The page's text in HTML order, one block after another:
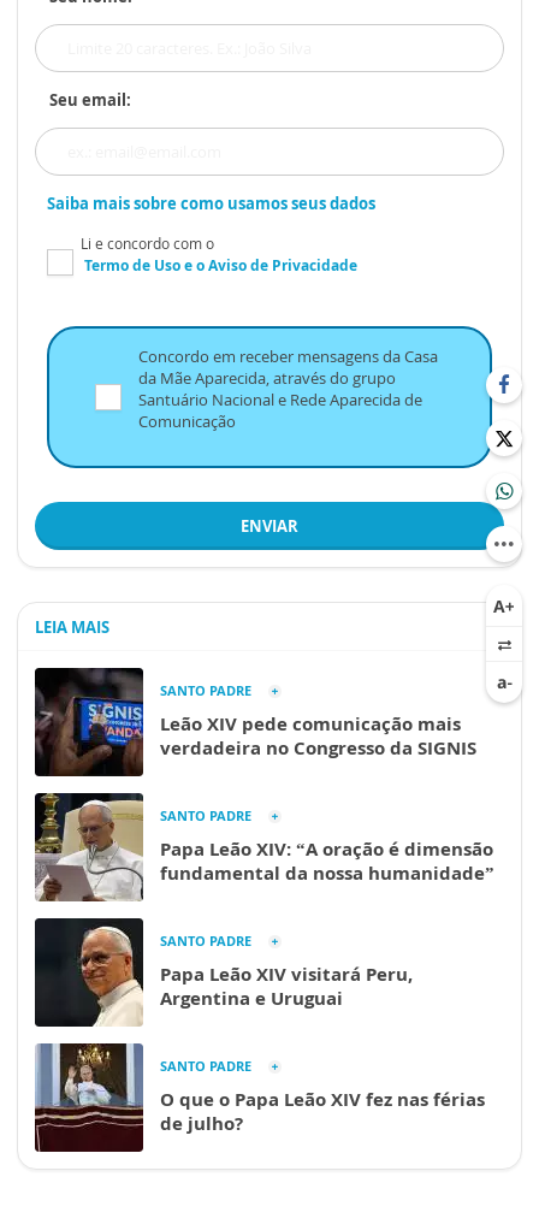
Seu email:
Saiba mais sobre como usamos seus dados
Li e concordo com o
Termo de Usoe oAviso de Privacidade
Concordo em receber mensagens da Casa
da Mãe Aparecida, através do grupo
Santuário Nacional e Rede Aparecida de
Comunicação
ENVIAR
LEIA MAIS
SANTO PADRE
Leão XIV pede comunicação mais
verdadeira no Congresso da SIGNIS
SANTO PADRE
Papa Leão XIV: “A oração é dimensão
fundamental da nossa humanidade”
SANTO PADRE
Papa Leão XIV visitará Peru,
Argentina e Uruguai
SANTO PADRE
O que o Papa Leão XIV fez nas férias
de julho?